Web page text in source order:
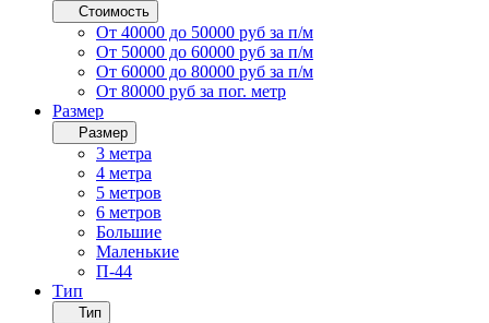
Стоимость
От 40000 до 50000 руб за п/м
От 50000 до 60000 руб за п/м
От 60000 до 80000 руб за п/м
От 80000 руб за пог. метр
Размер
Размер
3 метра
4 метра
5 метров
6 метров
Большие
Маленькие
П-44
Тип
Тип